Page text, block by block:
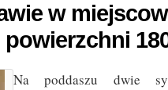
w
Na poddaszu dwie